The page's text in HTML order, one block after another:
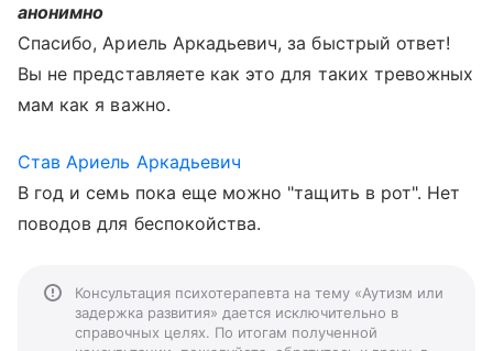
анонимно
Спасибо, Ариель Аркадьевич, за быстрый ответ!
Вы не представляете как это для таких тревожных
мам как я важно.
Став Ариель Аркадьевич
В год и семь пока еще можно "тащить в рот". Нет
поводов для беспокойства.
Консультация психотерапевта на тему «Аутизм или
задержка развития» дается исключительно в
справочных целях. По итогам полученной